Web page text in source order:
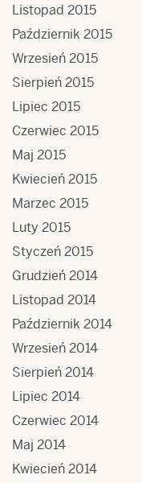
Listopad 2015
Październik 2015
Wrzesień 2015
Sierpień 2015
Lipiec 2015
Czerwiec 2015
Maj 2015
Kwiecień 2015
Marzec 2015
Luty 2015
Styczeń 2015
Grudzień 2014
Listopad 2014
Październik 2014
Wrzesień 2014
Sierpień 2014
Lipiec 2014
Czerwiec 2014
Maj 2014
Kwiecień 2014